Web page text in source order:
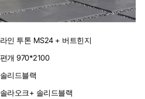
라인 투톤 MS24 + 버트힌지
편개 970*2100
솔리드블랙
솔라오크+ 솔리드블랙